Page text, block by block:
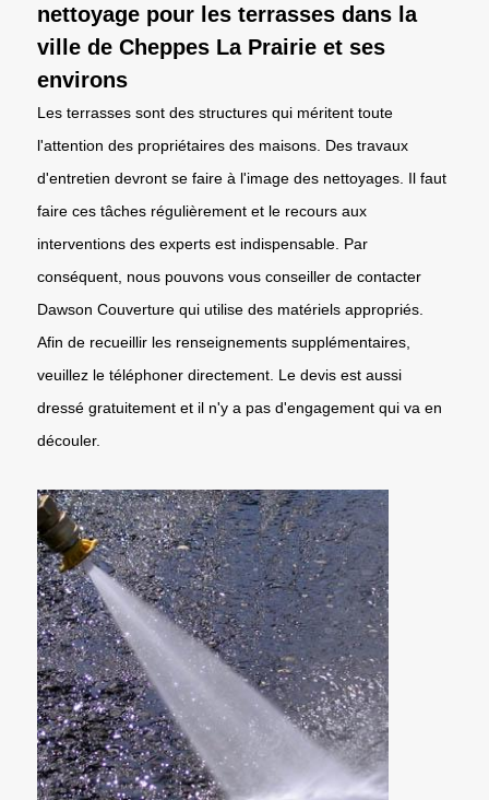
nettoyage pour les terrasses dans la
ville de Cheppes La Prairie et ses
environs
Les terrasses sont des structures qui méritent toute
l'attention des propriétaires des maisons. Des travaux
d'entretien devront se faire à l'image des nettoyages. Il faut
faire ces tâches régulièrement et le recours aux
interventions des experts est indispensable. Par
conséquent, nous pouvons vous conseiller de contacter
Dawson Couverture qui utilise des matériels appropriés.
Afin de recueillir les renseignements supplémentaires,
veuillez le téléphoner directement. Le devis est aussi
dressé gratuitement et il n'y a pas d'engagement qui va en
découler.